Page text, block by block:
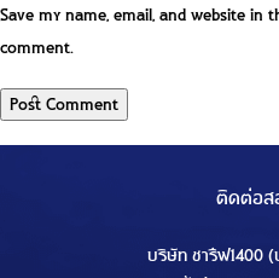
Save my name, email, and website
comment.
ติดต่อส
บริษัท ชารีฟ1400 (